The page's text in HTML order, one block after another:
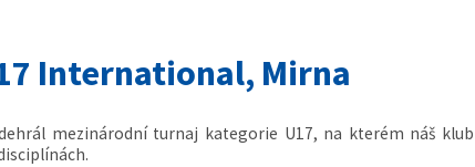
International, Mirna
mezinárodní turnaj kategorie U17, na kterém náš klub